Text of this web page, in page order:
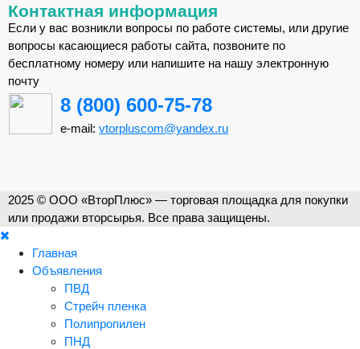
Контактная информация
Если у вас возникли вопросы по работе системы, или другие
вопросы касающиеся работы сайта, позвоните по
бесплатному номеру или напишите на нашу электронную
почту
8 (800) 600-75-78
e-mail: vtorpluscom@yandex.ru
2025 © ООО «ВторПлюс» — торговая площадка для покупки
или продажи вторсырья. Все права защищены.
Главная
Объявления
ПВД
Стрейч пленка
Полипропилен
ПНД